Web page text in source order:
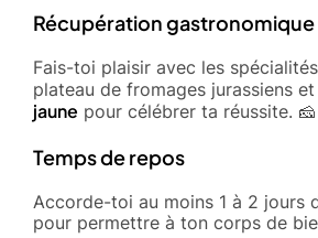
Récupération gastronomique
Fais-toi plaisir avec les
plateau de fromages jurassiens
jaune pour célébrer ta réussite.
Temps de repos
Accorde-toi au moins 1 à 2 jours
pour permettre à ton corps de